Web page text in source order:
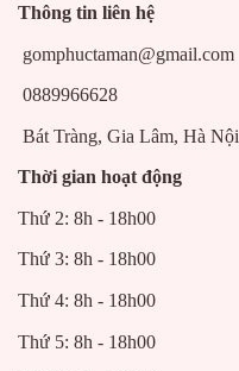
Thông tin liên hệ
gomphuctaman@gmail.com
0889966628
Bát Tràng, Gia Lâm, Hà Nội
Thời gian hoạt động
Thứ 2: 8h - 18h00
Thứ 3: 8h - 18h00
Thứ 4: 8h - 18h00
Thứ 5: 8h - 18h00